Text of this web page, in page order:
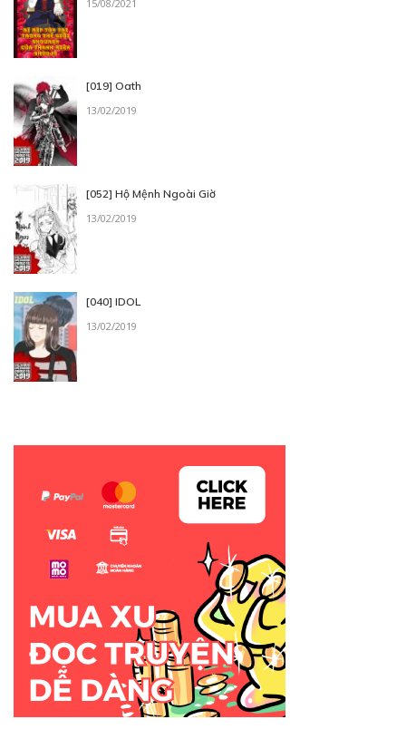
15/08/2021
[019] Oath
13/02/2019
[052] Hộ Mệnh Ngoài Giờ
13/02/2019
[040] IDOL
13/02/2019